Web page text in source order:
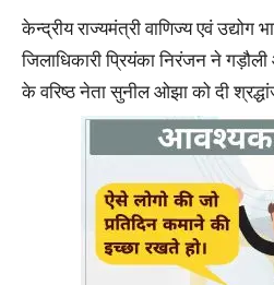
केन्द्रीय राज्यमंत्री वाणिज्य एवं
जिलाधिकारी प्रियंका निरंजन ने
के वरिष्ठ नेता सुनील ओझा को दी